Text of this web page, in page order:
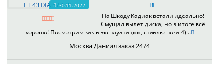
30.11.2022
BL
На Шкоду Кадиак встали идеально!
Смущал вылет диска, но в итоге всё
хорошо! Посмотрим как в эксплуатации, ставлю пока 4) ..
Москва Даниил заказ 2474